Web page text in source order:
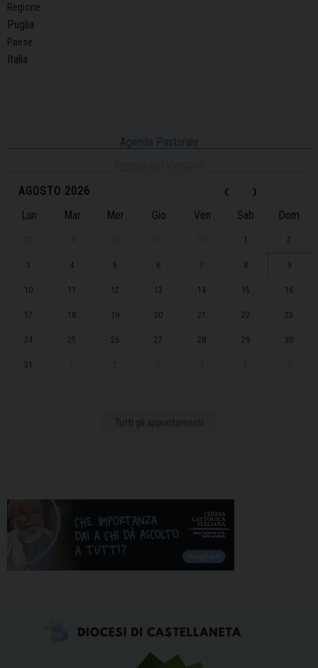
Regione:
Puglia
Paese:
Italia
Agenda Pastorale
‹
AGOSTO 2026 ›
Lun Mar Mer Gio Ven Sab Dom
1 2
3 4 5 6 7 8 9
10 11 12 13 14 15 16
17 18 19 20 21 22 23
24 25 26 27 28 29 30
31
Tutti gli appuntamenti